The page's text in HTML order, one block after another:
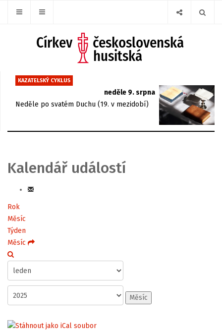
KAZATELSKÝ CYKLUS
neděle 9. srpna
Neděle po svatém Duchu (19. v mezidobí)
Kalendář událostí
Rok
Měsíc
Týden
Měsíc
Měsíc